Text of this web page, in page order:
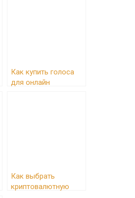
Как купить голоса
для онлайн
Как выбрать
криптовалютную